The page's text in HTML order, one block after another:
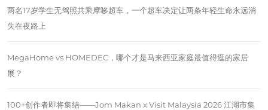
两名17岁学生无驾照共乘摩哆超车，一个超车决定让两条年轻生命永远消
失在夜路上
MegaHome vs HOMEDEC，哪个才是马来西亚家庭最值得逛的家居
展？
100+创作者即将集结——Jom Makan x Visit Malaysia 2026 江湖市集